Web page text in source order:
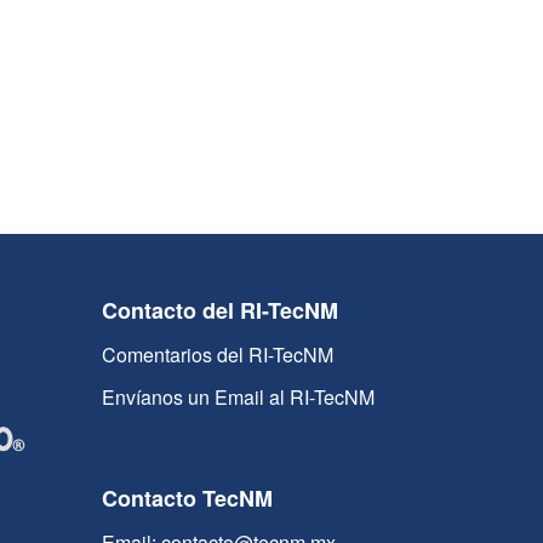
Contacto del RI-TecNM
Comentarios del RI-TecNM
Envíanos un Email al RI-TecNM
Contacto TecNM